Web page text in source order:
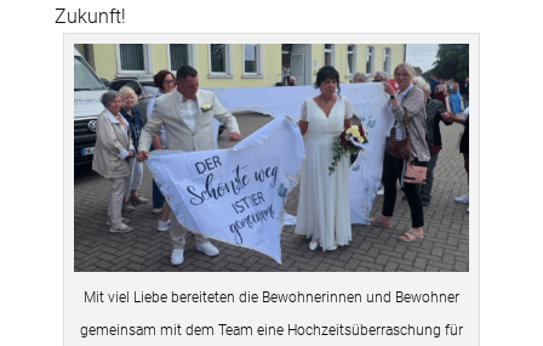
Zukunft!
Mit viel Liebe bereiteten die Bewohnerinnen und Bewohner
gemeinsam mit dem Team eine Hochzeitsüberraschung für